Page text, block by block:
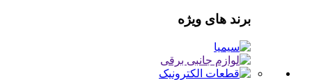
برند های ویژه